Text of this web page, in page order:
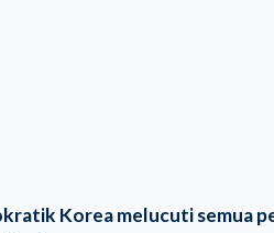
Korea melucuti semua